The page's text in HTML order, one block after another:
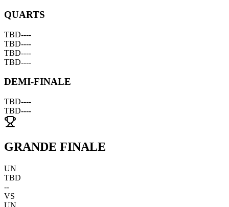
QUARTS
TBD----
TBD----
TBD----
TBD----
DEMI-FINALE
TBD----
TBD----
GRANDE FINALE
UN
TBD
--
VS
UN